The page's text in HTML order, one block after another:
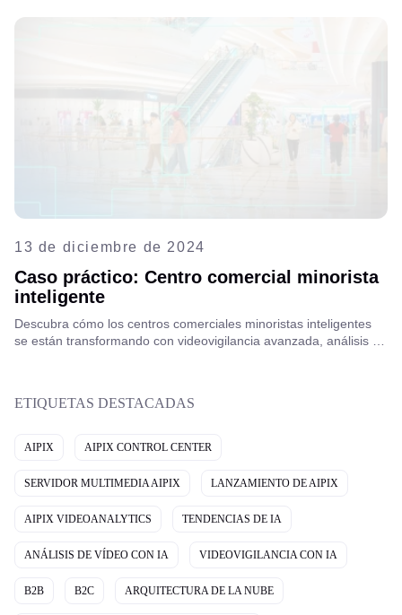
13 de diciembre de 2024
Caso práctico: Centro comercial minorista
inteligente
Descubra cómo los centros comerciales minoristas inteligentes
se están transformando con videovigilancia avanzada, análisis de
ETIQUETAS DESTACADAS
AIPIX AIPIX CONTROL CENTER
SERVIDOR MULTIMEDIA AIPIX LANZAMIENTO DE AIPIX
AIPIX VIDEOANALYTICS TENDENCIAS DE IA
ANÁLISIS DE VÍDEO CON IA VIDEOVIGILANCIA CON IA
B2B B2C ARQUITECTURA DE LA NUBE